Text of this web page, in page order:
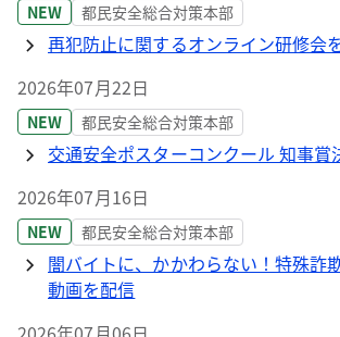
NEW 都民安全総合対策本部
再犯防止に関するオンライン研修会
2026年07月22日
NEW 都民安全総合対策本部
交通安全ポスターコンクール 知事賞
2026年07月16日
NEW 都民安全総合対策本部
闇バイトに、かかわらない！特殊詐
動画を配信